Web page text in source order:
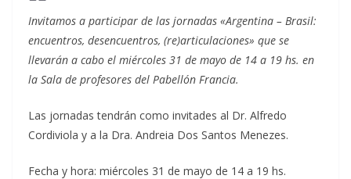
Invitamos a participar de las jornadas «Argentina – Brasil:
encuentros, desencuentros, (re)articulaciones» que se
llevarán a cabo el miércoles 31 de mayo de 14 a 19 hs. en
la Sala de profesores del Pabellón Francia.
Las jornadas tendrán como invitades al Dr. Alfredo
Cordiviola y a la Dra. Andreia Dos Santos Menezes.
Fecha y hora: miércoles 31 de mayo de 14 a 19 hs.